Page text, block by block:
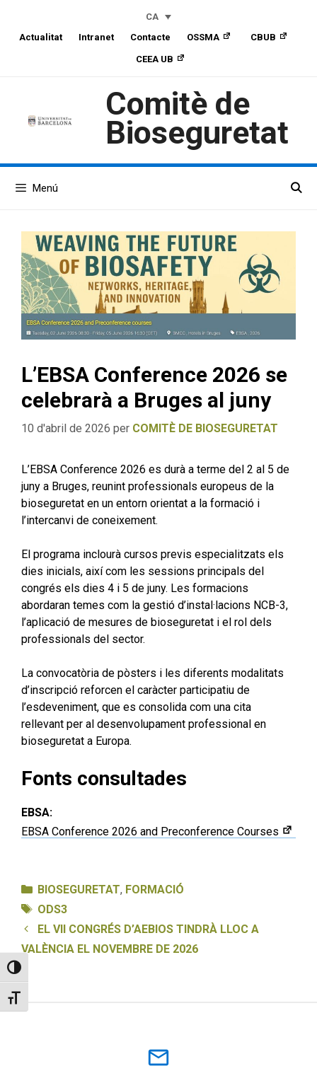
Content
navigation
Toggle High Contrast
Toggle Font size
contingut
CA
Actualitat
Intranet Contacte OSSMA CBUB
CEEA UB
Comitè de
Bioseguretat
Menú
L’EBSA Conference 2026 se
celebrarà a Bruges al juny
10 d'abril de 2026 per COMITÈ DE BIOSEGURETAT
L’EBSA Conference 2026 es durà a terme del 2 al 5 de
juny a Bruges, reunint professionals europeus de la
bioseguretat en un entorn orientat a la formació i
l’intercanvi de coneixement.
El programa inclourà cursos previs especialitzats els
dies inicials, així com les sessions principals del
congrés els dies 4 i 5 de juny. Les formacions
abordaran temes com la gestió d’instal·lacions NCB-3,
l’aplicació de mesures de bioseguretat i el rol dels
professionals del sector.
La convocatòria de pòsters i les diferents modalitats
d’inscripció reforcen el caràcter participatiu de
l’esdeveniment, que es consolida com una cita
rellevant per al desenvolupament professional en
bioseguretat a Europa.
Fonts consultades
EBSA:
EBSA Conference 2026 and Preconference Courses
Categories
BIOSEGURETAT, FORMACIÓ
Etiquetes
ODS3
EL VII CONGRÉS D’AEBIOS TINDRÀ LLOC A
VALÈNCIA EL NOVEMBRE DE 2026
mail_outline